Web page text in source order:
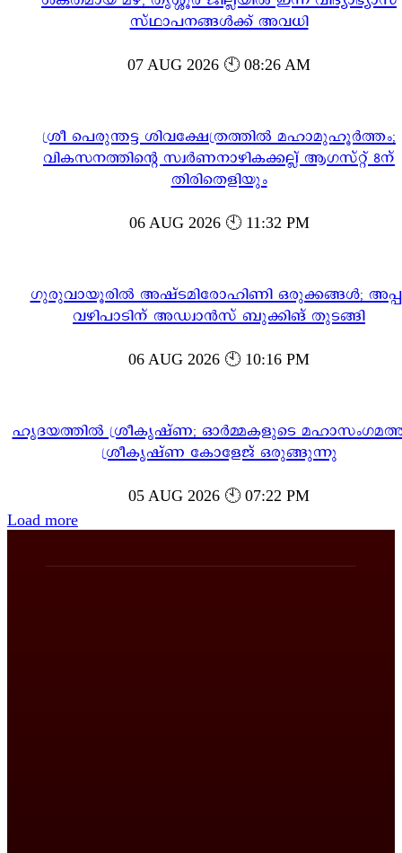
സ്ഥാപനങ്ങൾക്ക് അവധി
07 AUG 2026 🕙 08:26 AM
ശ്രീ പെരുന്തട്ട ശിവക്ഷേത്രത്തിൽ മഹാമുഹൂർത്തം;
വികസനത്തിന്റെ സ്വർണനാഴികക്കല്ല് ആഗസ്റ്റ് 8ന്
തിരിതെളിയും
06 AUG 2026 🕙 11:32 PM
ഗുരുവായൂരിൽ അഷ്ടമിരോഹിണി ഒരുക്കങ്ങൾ;
വഴിപാടിന് അഡ്വാൻസ് ബുക്കിങ് തുടങ്ങി
06 AUG 2026 🕙 10:16 PM
ഹൃദയത്തിൽ ശ്രീകൃഷ്ണ; ഓർമ്മകളുടെ
ശ്രീകൃഷ്ണ കോളേജ് ഒരുങ്ങുന്നു
05 AUG 2026 🕙 07:22 PM
Load more